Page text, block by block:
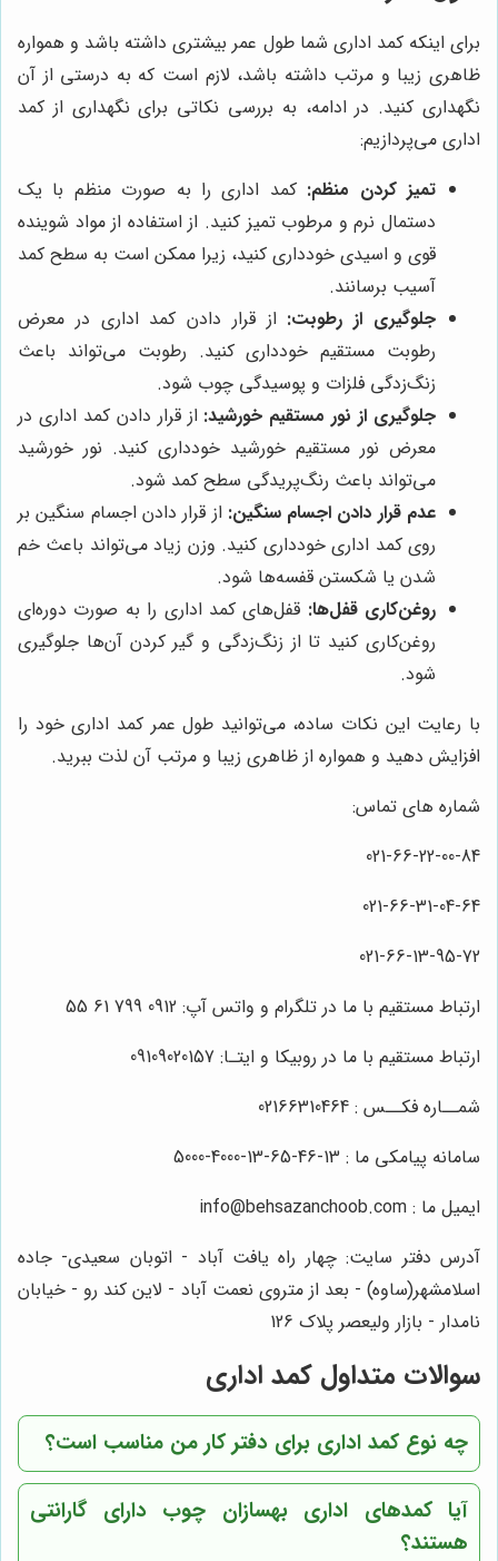
برای اینکه کمد اداری شما طول عمر بیشتری داشته باشد و همواره
ظاهری زیبا و مرتب داشته باشد، لازم است که به درستی از آن
نگهداری کنید. در ادامه، به بررسی نکاتی برای نگهداری از کمد
اداری می‌پردازیم:
تمیز کردن منظم: کمد اداری را به صورت منظم با یک
دستمال نرم و مرطوب تمیز کنید. از استفاده از مواد شوینده
قوی و اسیدی خودداری کنید، زیرا ممکن است به سطح کمد
آسیب برسانند.
جلوگیری از رطوبت: از قرار دادن کمد اداری در معرض
رطوبت مستقیم خودداری کنید. رطوبت می‌تواند باعث
زنگ‌زدگی فلزات و پوسیدگی چوب شود.
جلوگیری از نور مستقیم خورشید: از قرار دادن کمد اداری در
معرض نور مستقیم خورشید خودداری کنید. نور خورشید
می‌تواند باعث رنگ‌پریدگی سطح کمد شود.
عدم قرار دادن اجسام سنگین: از قرار دادن اجسام سنگین بر
روی کمد اداری خودداری کنید. وزن زیاد می‌تواند باعث خم
شدن یا شکستن قفسه‌ها شود.
روغن‌کاری قفل‌ها: قفل‌های کمد اداری را به صورت دوره‌ای
روغن‌کاری کنید تا از زنگ‌زدگی و گیر کردن آن‌ها جلوگیری
شود.
با رعایت این نکات ساده، می‌توانید طول عمر کمد اداری خود را
افزایش دهید و همواره از ظاهری زیبا و مرتب آن لذت ببرید.
شماره های تماس:
021-66-22-00-84
021-66-31-04-64
021-66-13-95-72
ارتباط مستقیم با ما در تلگرام و واتس آپ: 0912 799 61 55
ارتباط مستقیم با ما در روبیکا و ایتـا: 09109020157
شمــاره فکــس : 02166310464
سامانه پیامکی ما : 13-46-65-13-4000-5000
ایمیل ما : info@behsazanchoob.com
آدرس دفتر سایت: چهار راه یافت آباد - اتوبان سعیدی- جاده
اسلامشهر(ساوه) - بعد از متروی نعمت آباد - لاین کند رو - خیابان
نامدار - بازار ولیعصر پلاک 126
سوالات متداول کمد اداری
چه نوع کمد اداری برای دفتر کار من مناسب است؟
آیا کمدهای اداریبهسازان چوب دارای گارانتی
هستند؟